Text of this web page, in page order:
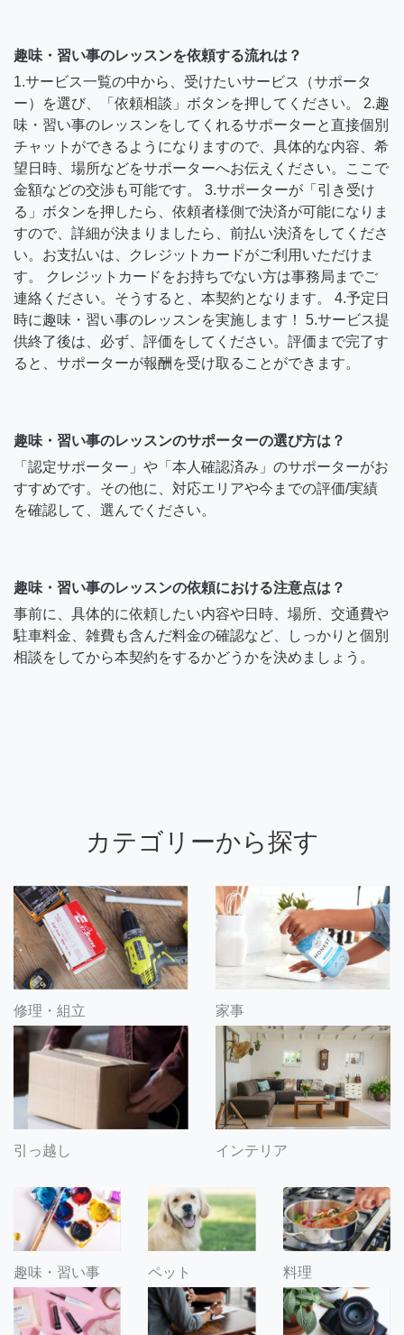
趣味・習い事のレッスンを依頼する流れは？
1.サービス一覧の中から、受けたいサービス（サポータ
ー）を選び、「依頼相談」ボタンを押してください。 2.趣
味・習い事のレッスンをしてくれるサポーターと直接個別
チャットができるようになりますので、具体的な内容、希
望日時、場所などをサポーターへお伝えください。ここで
金額などの交渉も可能です。 3.サポーターが「引き受け
る」ボタンを押したら、依頼者様側で決済が可能になりま
すので、詳細が決まりましたら、前払い決済をしてくださ
い。お支払いは、クレジットカードがご利用いただけま
す。 クレジットカードをお持ちでない方は事務局までご
連絡ください。そうすると、本契約となります。 4.予定日
時に趣味・習い事のレッスンを実施します！ 5.サービス提
供終了後は、必ず、評価をしてください。評価まで完了す
ると、サポーターが報酬を受け取ることができます。
趣味・習い事のレッスンのサポーターの選び方は？
「認定サポーター」や「本人確認済み」のサポーターがお
すすめです。その他に、対応エリアや今までの評価/実績
を確認して、選んでください。
趣味・習い事のレッスンの依頼における注意点は？
事前に、具体的に依頼したい内容や日時、場所、交通費や
駐車料金、雑費も含んだ料金の確認など、しっかりと個別
相談をしてから本契約をするかどうかを決めましょう。
カテゴリーから探す
修理・組立 家事
引っ越し インテリア
趣味・習い事 ペット 料理